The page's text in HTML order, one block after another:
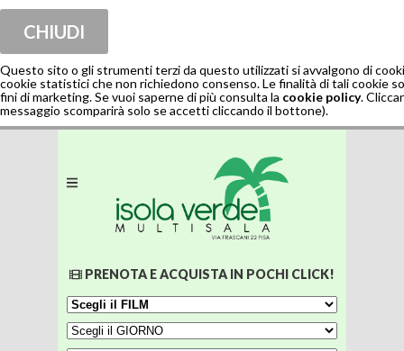
CHIUDI
Questo sito o gli strumenti terzi da questo utilizzati si avvalgono di
cookie statistici che non richiedono consenso. Le finalità di tali cookie
fini di marketing. Se vuoi saperne di più consulta la cookie policy.
messaggio scomparirà solo se accetti cliccando il bottone).
PRENOTA E ACQUISTA IN POCHI CLICK!